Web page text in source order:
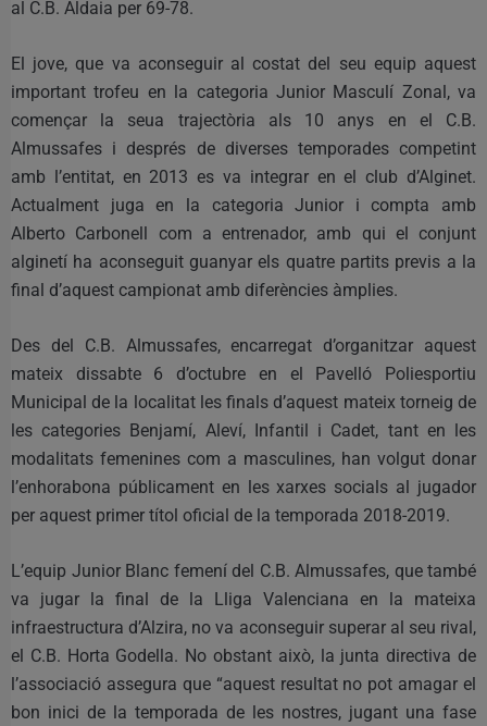
al C.B. Aldaia per 69-78.
El jove, que va aconseguir al costat del seu equip aquest
important trofeu en la categoria Junior Masculí Zonal, va
començar la seua trajectòria als 10 anys en el C.B.
Almussafes i després de diverses temporades competint
amb l’entitat, en 2013 es va integrar en el club d’Alginet.
Actualment juga en la categoria Junior i compta amb
Alberto Carbonell com a entrenador, amb qui el conjunt
alginetí ha aconseguit guanyar els quatre partits previs a la
final d’aquest campionat amb diferències àmplies.
Des del C.B. Almussafes, encarregat d’organitzar aquest
mateix dissabte 6 d’octubre en el Pavelló Poliesportiu
Municipal de la localitat les finals d’aquest mateix torneig de
les categories Benjamí, Aleví, Infantil i Cadet, tant en les
modalitats femenines com a masculines, han volgut donar
l’enhorabona públicament en les xarxes socials al jugador
per aquest primer títol oficial de la temporada 2018-2019.
L’equip Junior Blanc femení del C.B. Almussafes, que també
va jugar la final de la Lliga Valenciana en la mateixa
infraestructura d’Alzira, no va aconseguir superar al seu rival,
el C.B. Horta Godella. No obstant això, la junta directiva de
l’associació assegura que “aquest resultat no pot amagar el
bon inici de la temporada de les nostres, jugant una fase